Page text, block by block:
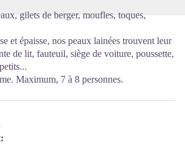
gilets de berger, moufles, toques,
et épaisse, nos peaux lainées trouvent leur
de lit, fauteuil, siège de voiture, poussette,
Maximum, 7 à 8 personnes.